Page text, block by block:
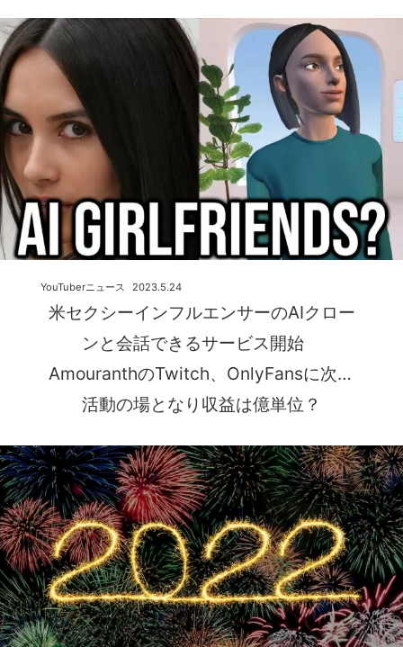
米セクシーインフルエンサーのAIクロー
ンと会話できるサービス開始
AmouranthのTwitch、OnlyFansに次ぐ
活動の場となり収益は億単位？
2023.5.24
YouTuberニュース